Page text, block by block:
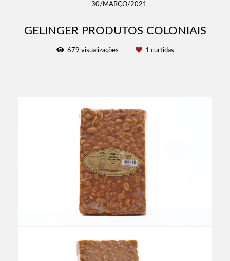
30/MARÇO/2021
GELINGER PRODUTOS COLONIAIS
679 visualizações 1 curtidas